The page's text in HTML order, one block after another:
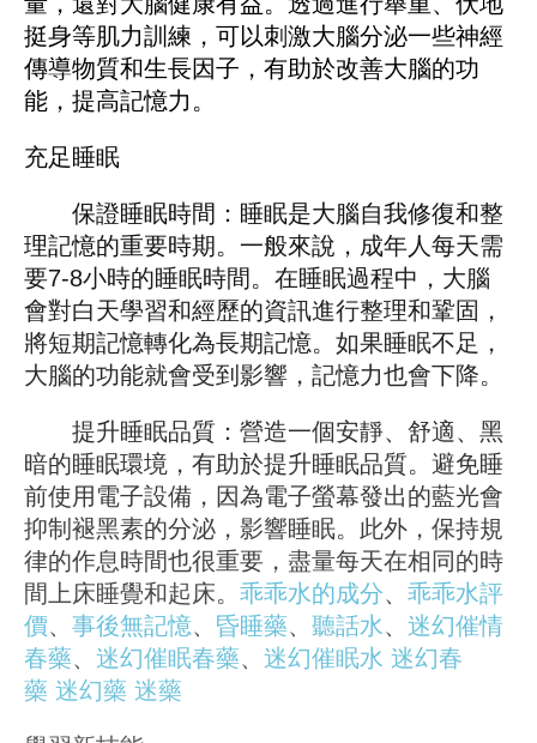
挺身等肌力訓練，可以刺激大腦分泌一些神經
傳導物質和生長因子，有助於改善大腦的功
能，提高記憶力。
充足睡眠
保證睡眠時間：睡眠是大腦自我修復和整
理記憶的重要時期。一般來說，成年人每天需
要7-8小時的睡眠時間。在睡眠過程中，大腦
會對白天學習和經歷的資訊進行整理和鞏固，
將短期記憶轉化為長期記憶。如果睡眠不足，
大腦的功能就會受到影響，記憶力也會下降。
提升睡眠品質：營造一個安靜、舒適、黑
暗的睡眠環境，有助於提升睡眠品質。避免睡
前使用電子設備，因為電子螢幕發出的藍光會
抑制褪黑素的分泌，影響睡眠。此外，保持規
律的作息時間也很重要，盡量每天在相同的時
間上床睡覺和起床。 乖乖水的成分、 乖乖水評
價、 事後無記憶、 昏睡藥、 聽話水、 迷幻催情
春藥、 迷幻催眠春藥、 迷幻催眠水 迷幻春
藥 迷幻藥 迷藥